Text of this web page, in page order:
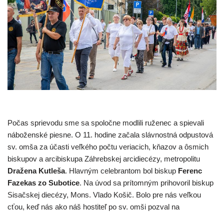
Počas sprievodu sme sa spoločne modlili ruženec a spievali
náboženské piesne. O 11. hodine začala slávnostná odpustová
sv. omša za účasti veľkého počtu veriacich, kňazov a ôsmich
biskupov a arcibiskupa Záhrebskej arcidiecézy, metropolitu
Dražena Kutleša. Hlavným celebrantom bol biskup Ferenc
Fazekas zo Subotice. Na úvod sa prítomným prihovoril biskup
Sisačskej diecézy, Mons. Vlado Košič. Bolo pre nás veľkou
cťou, keď nás ako náš hostiteľ po sv. omši pozval na